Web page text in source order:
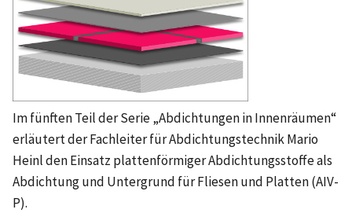
Im fünften Teil der Serie „Abdichtungen in Innenräumen“
erläutert der Fachleiter für Abdichtungstechnik Mario
Heinl den Einsatz plattenförmiger Abdichtungsstoffe als
Abdichtung und Untergrund für Fliesen und Platten (AIV-
P).